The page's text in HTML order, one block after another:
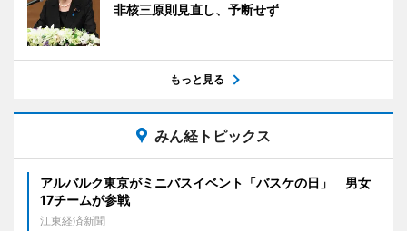
非核三原則見直し、予断せず
もっと見る
みん経トピックス
アルバルク東京がミニバスイベント「バスケの日」 男女
17チームが参戦
江東経済新聞